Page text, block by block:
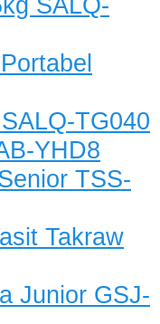
TG040
YHD8
TSS-
Takraw
Junior GSJ-